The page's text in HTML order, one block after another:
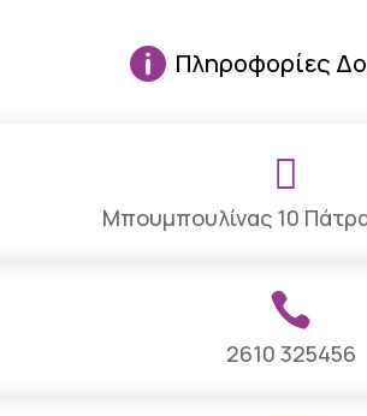
 Πληροφορίες

Μπουμπουλίνας 10

2610 325456